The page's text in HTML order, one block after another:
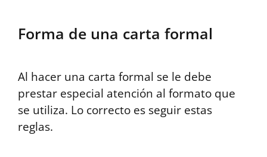
Forma de una carta formal
Al hacer una carta formal se le debe
prestar especial atención al formato que
se utiliza. Lo correcto es seguir estas
reglas.